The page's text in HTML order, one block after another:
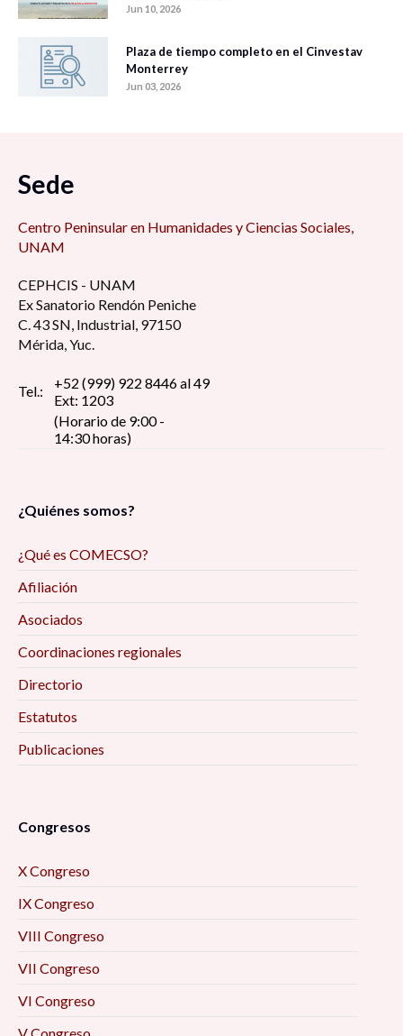
Jun 10, 2026
Plaza de tiempo completo en el Cinvestav
Monterrey
Jun 03, 2026
Sede
Centro Peninsular en Humanidades y Ciencias Sociales,
UNAM
CEPHCIS - UNAM
Ex Sanatorio Rendón Peniche
C. 43 SN, Industrial, 97150
Mérida, Yuc.
Tel.:
+52 (999) 922 8446 al 49
Ext: 1203
(Horario de 9:00 -
14:30 horas)
¿Quiénes somos?
¿Qué es COMECSO?
Afiliación
Asociados
Coordinaciones regionales
Directorio
Estatutos
Publicaciones
Congresos
X Congreso
IX Congreso
VIII Congreso
VII Congreso
VI Congreso